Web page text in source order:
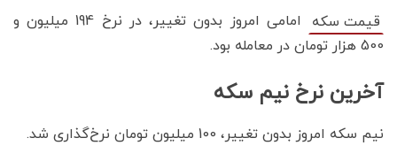
قیمت سکه
امامی امروز بدون تغییر، در نرخ 194 میلیون و
500 هزار تومان در معامله بود.
آخرین نرخ نیم سکه
نیم سکه امروز بدون تغییر، 100 میلیون تومان نرخ‌گذاری شد.